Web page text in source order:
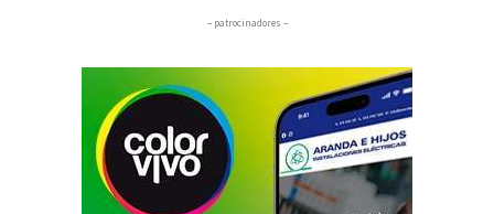
– patrocinadores –